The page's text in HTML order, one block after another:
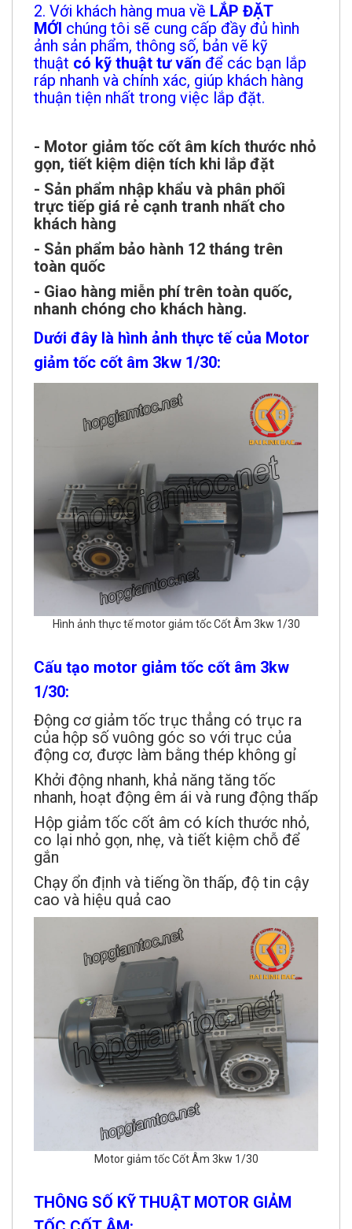
2. Với khách hàng mua về LẮP ĐẶT
MỚI chúng tôi sẽ cung cấp đầy đủ hình
ảnh sản phẩm, thông số, bản vẽ kỹ
thuật có kỹ thuật tư vấn để các bạn lắp
ráp nhanh và chính xác, giúp khách hàng
thuận tiện nhất trong việc lắp đặt.
- Motor giảm tốc cốt âm kích thước nhỏ
gọn, tiết kiệm diện tích khi lắp đặt
- Sản phẩm nhập khẩu và phân phối
trực tiếp giá rẻ cạnh tranh nhất cho
khách hàng
- Sản phẩm bảo hành 12 tháng trên
toàn quốc
- Giao hàng miễn phí trên toàn quốc,
nhanh chóng cho khách hàng.
Dưới đây là hình ảnh thực tế của Motor
giảm tốc cốt âm 3kw 1/30:
Hình ảnh thực tế motor giảm tốc Cốt Âm 3kw 1/30
Cấu tạo motor giảm tốc cốt âm 3kw
1/30:
Động cơ giảm tốc trục thẳng có trục ra
của hộp số vuông góc so với trục của
động cơ, được làm bằng thép không gỉ
Khởi động nhanh, khả năng tăng tốc
nhanh, hoạt động êm ái và rung động thấp
Hộp giảm tốc cốt âm có kích thước nhỏ,
co lại nhỏ gọn, nhẹ, và tiết kiệm chỗ để
gắn
Chạy ổn định và tiếng ồn thấp, độ tin cậy
cao và hiệu quả cao
Motor giảm tốc Cốt Âm 3kw 1/30
THÔNG SỐ KỸ THUẬT MOTOR GIẢM